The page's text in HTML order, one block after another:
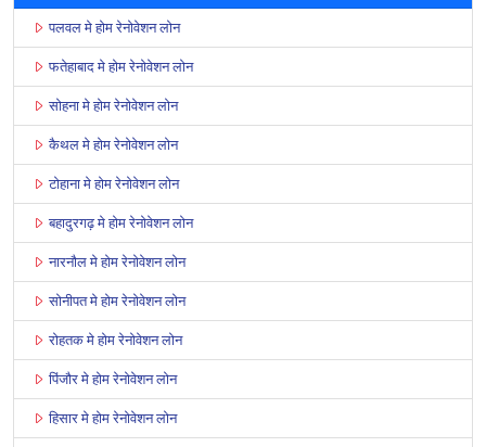
पलवल मे होम रेनोवेशन लोन
फतेहाबाद मे होम रेनोवेशन लोन
सोहना मे होम रेनोवेशन लोन
कैथल मे होम रेनोवेशन लोन
टोहाना मे होम रेनोवेशन लोन
बहादुरगढ़ मे होम रेनोवेशन लोन
नारनौल मे होम रेनोवेशन लोन
सोनीपत मे होम रेनोवेशन लोन
रोहतक मे होम रेनोवेशन लोन
पिंजौर मे होम रेनोवेशन लोन
हिसार मे होम रेनोवेशन लोन